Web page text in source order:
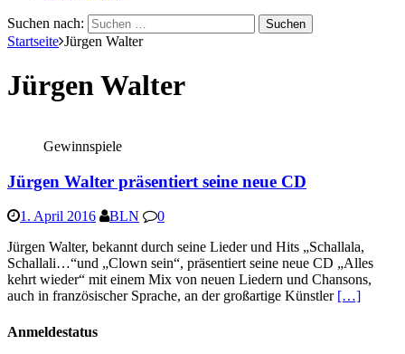
Suchen nach:
Startseite Jürgen Walter
Jürgen Walter
Gewinnspiele
Jürgen Walter präsentiert seine neue CD
1. April 2016 BLN
0
Jürgen Walter, bekannt durch seine Lieder und Hits „Schallala,
Schallali…“und „Clown sein“, präsentiert seine neue CD „Alles
kehrt wieder“ mit einem Mix von neuen Liedern und Chansons,
auch in französischer Sprache, an der großartige Künstler […]
Anmeldestatus